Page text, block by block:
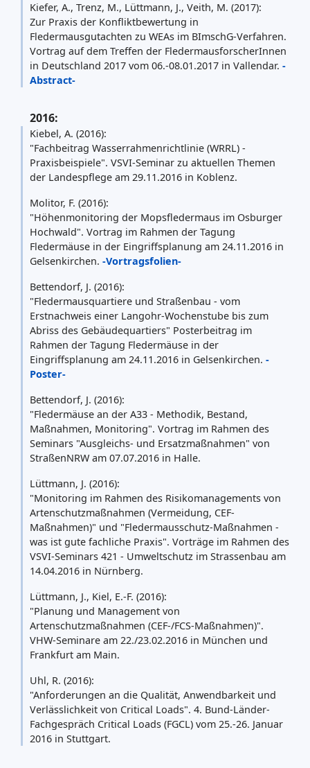
Kiefer, A., Trenz, M., Lüttmann, J., Veith, M. (2017):
Zur Praxis der Konfliktbewertung in
Fledermausgutachten zu WEAs im BImschG-Verfahren.
Vortrag auf dem Treffen der FledermausforscherInnen
in Deutschland 2017 vom 06.-08.01.2017 in Vallendar. -
Abstract-
2016:
Kiebel, A. (2016):
"Fachbeitrag Wasserrahmenrichtlinie (WRRL) -
Praxisbeispiele". VSVI-Seminar zu aktuellen Themen
der Landespflege am 29.11.2016 in Koblenz.
Molitor, F. (2016):
"Höhenmonitoring der Mopsfledermaus im Osburger
Hochwald". Vortrag im Rahmen der Tagung
Fledermäuse in der Eingriffsplanung am 24.11.2016 in
Gelsenkirchen. -Vortragsfolien-
Bettendorf, J. (2016):
"Fledermausquartiere und Straßenbau - vom
Erstnachweis einer Langohr-Wochenstube bis zum
Abriss des Gebäudequartiers" Posterbeitrag im
Rahmen der Tagung Fledermäuse in der
Eingriffsplanung am 24.11.2016 in Gelsenkirchen. -
Poster-
Bettendorf, J. (2016):
"Fledermäuse an der A33 - Methodik, Bestand,
Maßnahmen, Monitoring". Vortrag im Rahmen des
Seminars "Ausgleichs- und Ersatzmaßnahmen" von
StraßenNRW am 07.07.2016 in Halle.
Lüttmann, J. (2016):
"Monitoring im Rahmen des Risikomanagements von
Artenschutzmaßnahmen (Vermeidung, CEF-
Maßnahmen)" und "Fledermausschutz-Maßnahmen -
was ist gute fachliche Praxis". Vorträge im Rahmen des
VSVI-Seminars 421 - Umweltschutz im Strassenbau am
14.04.2016 in Nürnberg.
Lüttmann, J., Kiel, E.-F. (2016):
"Planung und Management von
Artenschutzmaßnahmen (CEF-/FCS-Maßnahmen)".
VHW-Seminare am 22./23.02.2016 in München und
Frankfurt am Main.
Uhl, R. (2016):
"Anforderungen an die Qualität, Anwendbarkeit und
Verlässlichkeit von Critical Loads". 4. Bund-Länder-
Fachgespräch Critical Loads (FGCL) vom 25.-26. Januar
2016 in Stuttgart.